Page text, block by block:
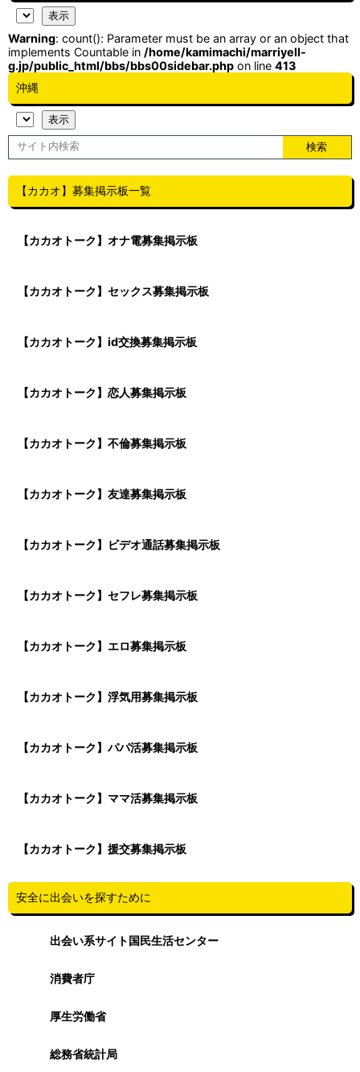
Warning: count(): Parameter must be an array or an object that
implements Countable in /home/kamimachi/marriyell-
g.jp/public_html/bbs/bbs00sidebar.php on line 413
沖縄
【カカオ】募集掲示板一覧
【カカオトーク】オナ電募集掲示板
【カカオトーク】セックス募集掲示板
【カカオトーク】id交換募集掲示板
【カカオトーク】恋人募集掲示板
【カカオトーク】不倫募集掲示板
【カカオトーク】友達募集掲示板
【カカオトーク】ビデオ通話募集掲示板
【カカオトーク】セフレ募集掲示板
【カカオトーク】エロ募集掲示板
【カカオトーク】浮気用募集掲示板
【カカオトーク】パパ活募集掲示板
【カカオトーク】ママ活募集掲示板
【カカオトーク】援交募集掲示板
安全に出会いを探すために
出会い系サイト国民生活センター
消費者庁
厚生労働省
総務省統計局